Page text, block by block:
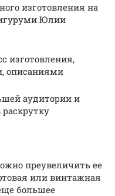
изготовления на
Юлии
изготовления,
описаниями
аудитории и
преувеличить ее
или винтажная
большее